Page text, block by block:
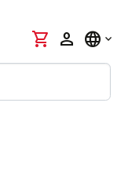
shopping_cart person language